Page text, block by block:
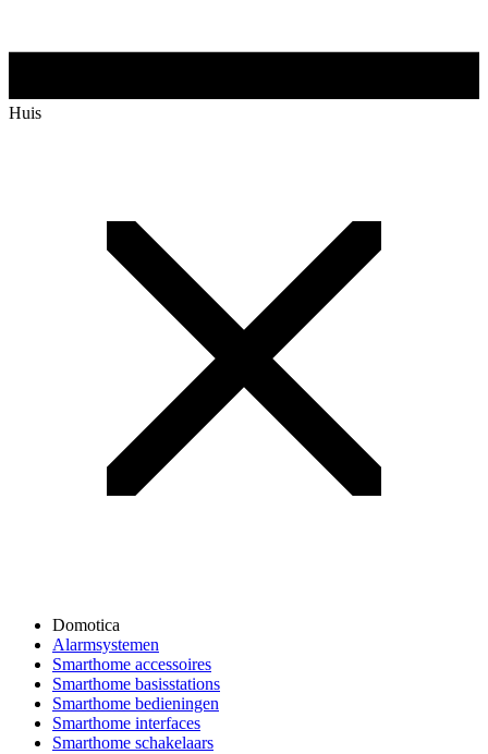
Huis
Domotica
Alarmsystemen
Smarthome accessoires
Smarthome basisstations
Smarthome bedieningen
Smarthome interfaces
Smarthome schakelaars